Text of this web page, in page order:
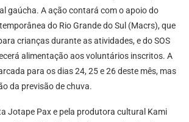
gaúcha. A ação contará com o apoio do
do Rio Grande do Sul (Macrs), que
crianças durante as atividades, e do SOS
alimentação aos voluntários inscritos. A
para os dias 24, 25 e 26 deste mês, mas
da previsão de chuva.
Jotape Pax e pela produtora cultural Kami